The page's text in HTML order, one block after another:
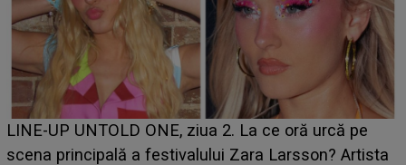
Ce a dezvăluit noua concurentă din "Casa Iubirii" l-a
luat prin surprindere pe Emanuel. CINE ESTE